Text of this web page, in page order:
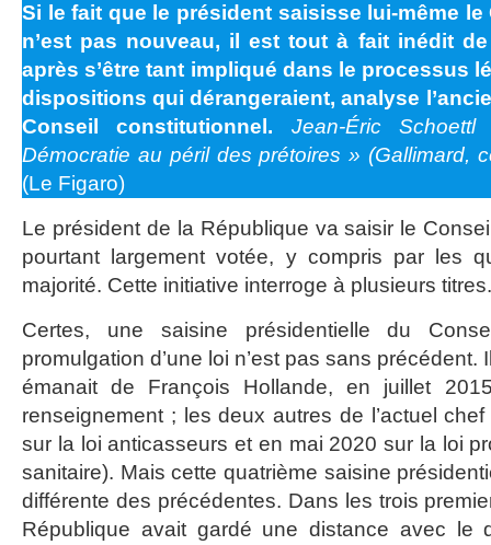
Si le fait que le président saisisse lui-même
n’est pas nouveau, il est tout à fait inédit
après s’être tant impliqué dans le processus
dispositions qui dérangeraient, analyse
Conseil constitutionnel. Jean-Éric
Démocratie au péril des prétoires » (Gallimard,
(Le Figaro)
Le président de la République va saisir le
pourtant largement votée, y compris par les
majorité. Cette initiative interroge à plusieurs titres.
Certes, une saisine présidentielle du
promulgation d’une loi n’est pas sans précédent.
émanait de François Hollande, en juillet
renseignement ; les deux autres de l’actuel
sur la loi anticasseurs et en mai 2020 sur la loi
sanitaire). Mais cette quatrième saisine
différente des précédentes. Dans les trois
République avait gardé une distance avec le